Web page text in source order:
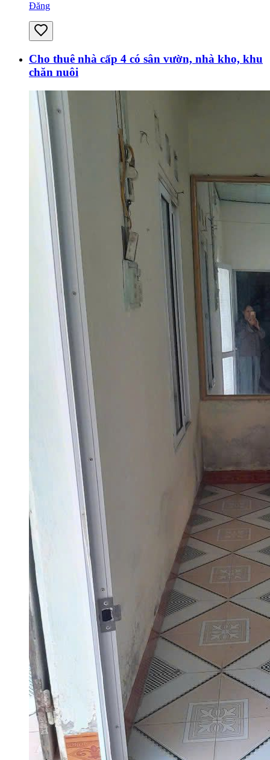
Đăng
Cho thuê nhà cấp 4 có sân vườn, nhà kho, khu
chăn nuôi